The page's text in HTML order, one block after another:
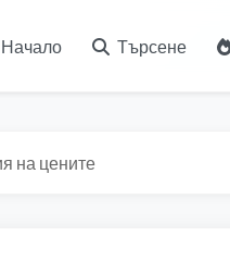
Начало Търсене
на цените